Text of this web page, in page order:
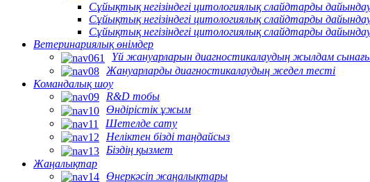
Сұйықтық негізіндегі цитологиялық слайдтарды
Сұйықтық негізіндегі цитологиялық слайдтарды
Сұйықтық негізіндегі цитологиялық слайдтарды
Ветеринариялық өнімдер
Үй жануарларын диагностикалаудың жылдам
Жануарларды диагностикалаудың жедел тесті
Командалық шоу
R&D тобы
Өндірістік ұжым
Шетелде сату
Неліктен бізді таңдайсыз
Біздің қызмет
Жаңалықтар
Өнеркәсіп жаңалықтары